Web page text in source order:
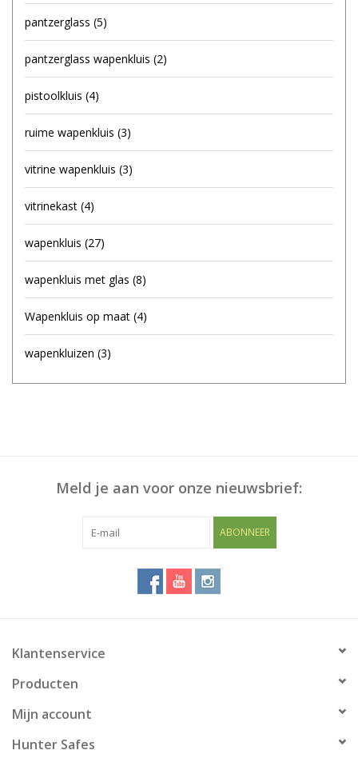
pantzerglass (5)
pantzerglass wapenkluis (2)
pistoolkluis (4)
ruime wapenkluis (3)
vitrine wapenkluis (3)
vitrinekast (4)
wapenkluis (27)
wapenkluis met glas (8)
Wapenkluis op maat (4)
wapenkluizen (3)
Meld je aan voor onze nieuwsbrief:
ABONNEER
Klantenservice
Producten
Mijn account
Hunter Safes